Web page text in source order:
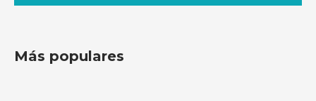
Más populares